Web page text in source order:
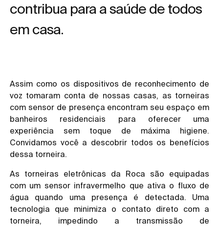
contribua para a saúde de todos
em casa.
Assim como os dispositivos de reconhecimento de
voz tomaram conta de nossas casas, as torneiras
com sensor de presença encontram seu espaço em
banheiros residenciais para oferecer uma
experiência sem toque de máxima higiene.
Convidamos você a descobrir todos os benefícios
dessa torneira.
As torneiras eletrônicas da Roca são equipadas
com um sensor infravermelho que ativa o fluxo de
água quando uma presença é detectada. Uma
tecnologia que minimiza o contato direto com a
torneira, impedindo a transmissão de